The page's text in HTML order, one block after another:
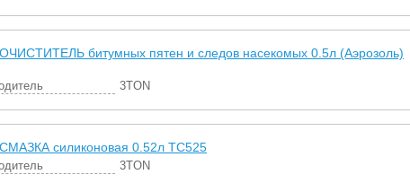
битумных пятен и следов насекомых 0.5л (Аэрозоль)
3TON
силиконовая 0.52л TC525
3TON